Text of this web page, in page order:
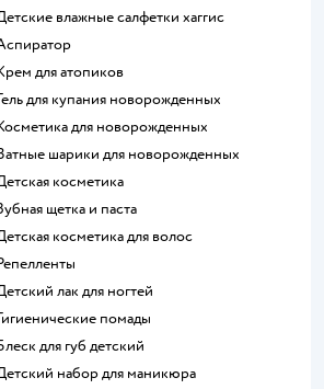
детские влажные салфетки хаггис
аспиратор
крем для атопиков
гель для купания новорожденных
косметика для новорожденных
ватные шарики для новорожденных
детская косметика
зубная щетка и паста
детская косметика для волос
репелленты
детский лак для ногтей
гигиенические помады
блеск для губ детский
детский набор для маникюра